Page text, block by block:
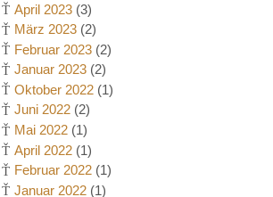
April 2023 (3)
März 2023 (2)
Februar 2023 (2)
Januar 2023 (2)
Oktober 2022 (1)
Juni 2022 (2)
Mai 2022 (1)
April 2022 (1)
Februar 2022 (1)
Januar 2022 (1)